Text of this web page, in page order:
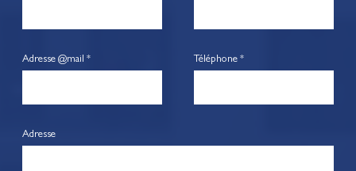
Adresse @mail * Téléphone *
Adresse